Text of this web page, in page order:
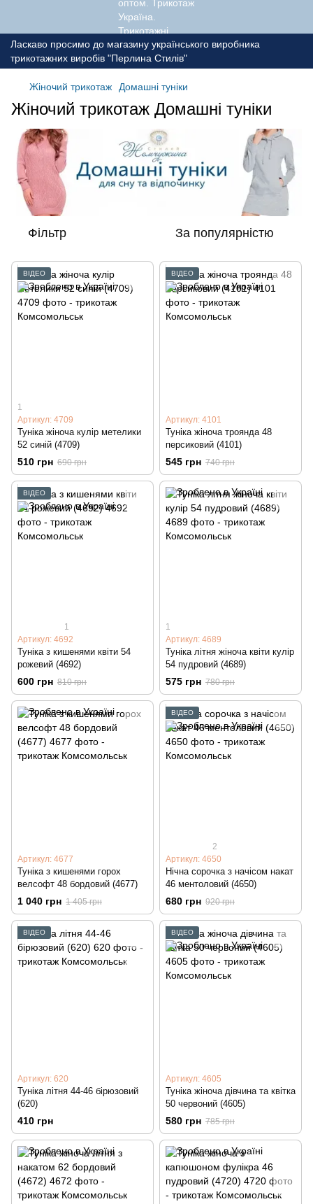
Ласкаво просимо до магазину українського виробника
трикотажних виробів "Перлина Стилів"
Жіночий трикотаж Домашні туніки
Жіночий трикотаж Домашні туніки
Фільтр За популярністю
ВІДЕО
1
Артикул: 4709
Туніка жіноча кулір метелики
52 синій (4709)
510 грн 690 грн
ВІДЕО
Артикул: 4101
Туніка жіноча троянда 48
персиковий (4101)
545 грн 740 грн
ВІДЕО
1
Артикул: 4692
Туніка з кишенями квіти 54
рожевий (4692)
600 грн 810 грн
1
Артикул: 4689
Туніка літня жіноча квіти кулір
54 пудровий (4689)
575 грн 780 грн
Артикул: 4677
Туніка з кишенями горох
велсофт 48 бордовий (4677)
1 040 грн 1 405 грн
ВІДЕО
2
Артикул: 4650
Нічна сорочка з начісом накат
46 ментоловий (4650)
680 грн 920 грн
ВІДЕО
Артикул: 620
Туніка літня 44-46 бірюзовий
(620)
410 грн
ВІДЕО
Артикул: 4605
Туніка жіноча дівчина та квітка
50 червоний (4605)
580 грн 785 грн